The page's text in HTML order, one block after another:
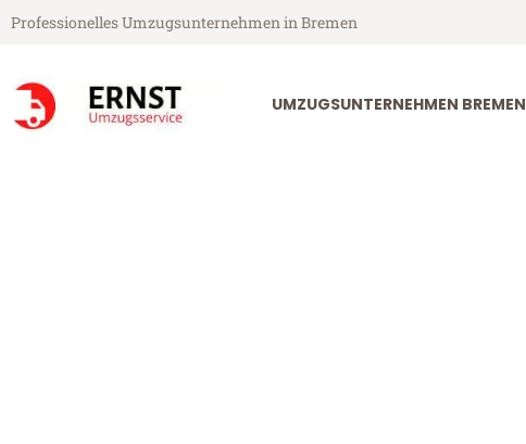
Professionelles Umzugsunternehmen in Bremen
UMZUGSUNTERNEHMEN BREMEN